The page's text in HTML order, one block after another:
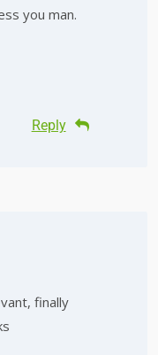
you man.
Reply
finally